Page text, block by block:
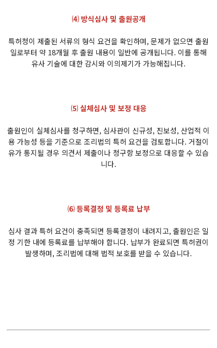
⑷ 방식심사 및 출원공개
특허청이 제출된 서류의 형식 요건을 확인하며, 문제가 없으면 출원
일로부터 약 18개월 후 출원 내용이 일반에 공개됩니다. 이를 통해
유사 기술에 대한 감시와 이의제기가 가능해집니다.
⑸ 실체심사 및 보정 대응
출원인이 실체심사를 청구하면, 심사관이 신규성, 진보성, 산업적 이
용 가능성 등을 기준으로 조리법의 특허 요건을 검토합니다. 거절이
유가 통지될 경우 의견서 제출이나 청구항 보정으로 대응할 수 있습
니다.
⑹ 등록결정 및 등록료 납부
심사 결과 특허 요건이 충족되면 등록결정이 내려지고, 출원인은 일
정 기한 내에 등록료를 납부해야 합니다. 납부가 완료되면 특허권이
발생하며, 조리법에 대해 법적 보호를 받을 수 있습니다.